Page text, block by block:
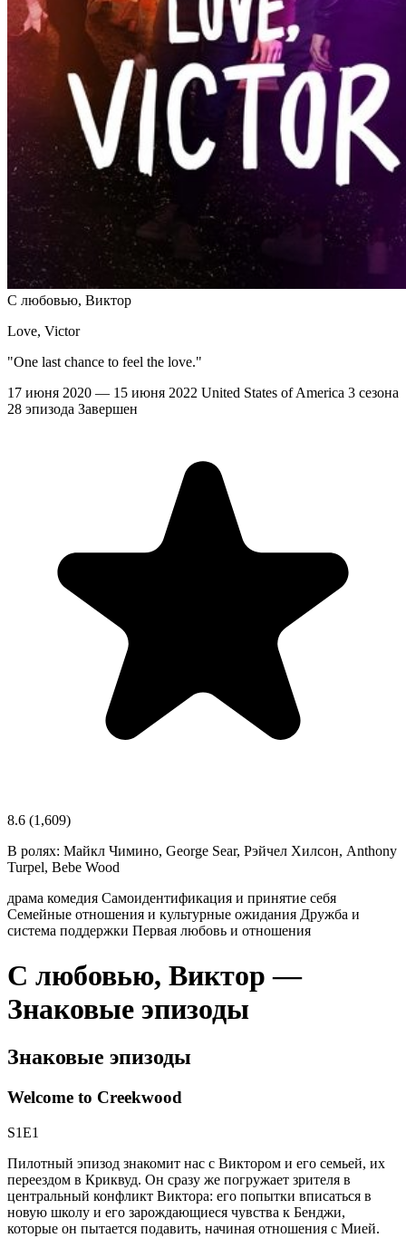
С любовью, Виктор
Love, Victor
"One last chance to feel the love."
17 июня 2020 — 15 июня 2022 United States of America 3 сезона
28 эпизода Завершен
8.6 (1,609)
В ролях: Майкл Чимино, George Sear, Рэйчел Хилсон, Anthony
Turpel, Bebe Wood
драма комедия Самоидентификация и принятие себя
Семейные отношения и культурные ожидания Дружба и
система поддержки Первая любовь и отношения
С любовью, Виктор —
Знаковые эпизоды
Знаковые эпизоды
Welcome to Creekwood
S1E1
Пилотный эпизод знакомит нас с Виктором и его семьей, их
переездом в Криквуд. Он сразу же погружает зрителя в
центральный конфликт Виктора: его попытки вписаться в
новую школу и его зарождающиеся чувства к Бенджи,
которые он пытается подавить, начиная отношения с Мией.